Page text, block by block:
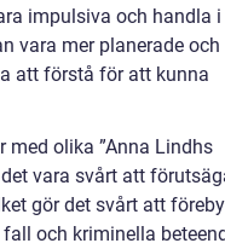
impulsiva och handla i
vara mer planerade och
att förstå för att kunna
med olika ”Anna Lindhs
vara svårt att
gör det svårt att
och kriminella